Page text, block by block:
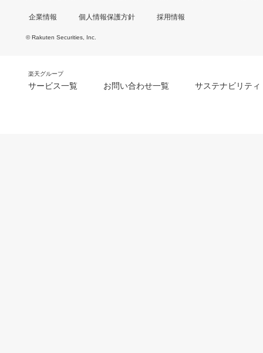
企業情報 個人情報保護方針 採用情報
© Rakuten Securities, Inc.
楽天グループ
サービス一覧 お問い合わせ一覧 サステナビリティ